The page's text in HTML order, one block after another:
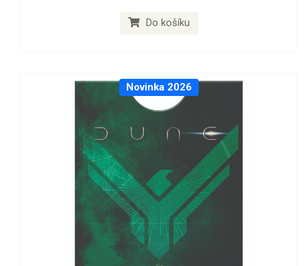
Do košíku
Novinka 2026